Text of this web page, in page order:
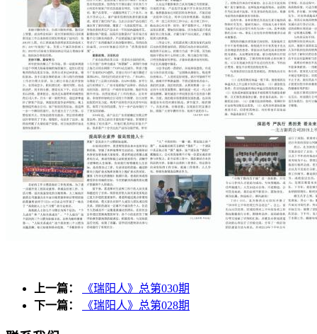
上一篇：
《瑞阳人》总第030期
下一篇：
《瑞阳人》总第028期